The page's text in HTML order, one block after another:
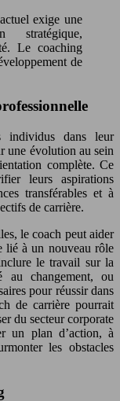
exige une
stratégique,
Le coaching
de
individus dans leur
une évolution au sein
complète. Ce
leurs aspirations
transférables et à
de carrière.
le coach peut aider
lié à un nouveau rôle
le travail sur la
changement, ou
pour réussir dans
de carrière pourrait
du secteur corporate
un plan d’action, à
les obstacles